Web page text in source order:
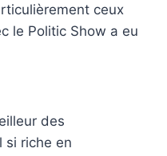
ceux
le Politic Show a eu
des
si riche en